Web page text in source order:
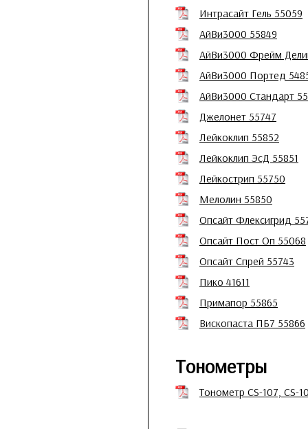
Интрасайт Гель 55059
АйВи3000 55849
АйВи3000 Фрейм
АйВи3000 Портед
АйВи3000 Стандарт
Джелонет 55747
Лейкоклип 55852
Лейкоклип ЭсД 55851
Лейкострип 55750
Мелолин 55850
Опсайт Флексигрид
Опсайт Пост Оп 55068
Опсайт Спрей 55743
Пико 41611
Примапор 55865
Вископаста ПБ7 55866
Тонометры
Тонометр CS-107, СS-